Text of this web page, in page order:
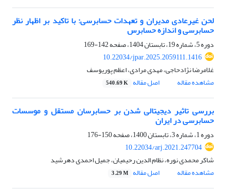
لحن غیرعادی مدیران و تعهدات حسابرسی: با تاکید بر اظهار نظر
حسابرسی و اندازه حسابرس
دوره 5، شماره 19، تابستان 1404، صفحه
142-169
10.22034/jpar.2025.2059111.1416
غلامرضا نژادحاجی، مهدی مرادی، اعظم پوریوسف
مشاهده مقاله
اصل مقاله 540.69 K
بررسی تاثیر دیجیتالی شدن بر حسابرسان مستقل و موسسات
حسابرسی در ایران
دوره 1، شماره 3، تابستان 1400، صفحه
150-176
10.22034/arj.2021.247704
شاکر محمدی نوره، نظام الدین رحیمیان، جمیل احمدی دهرشید
مشاهده مقاله
اصل مقاله 3.29 M